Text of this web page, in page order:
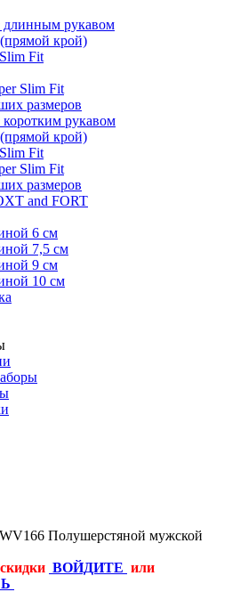
рукавом
крой)
Fit
Slim Fit
размеров
рукавом
крой)
Fit
Slim Fit
размеров
and FORT
6 см
7,5 см
9 см
10 см
WV166 Полушерстяной мужской
ВОЙДИТЕ или